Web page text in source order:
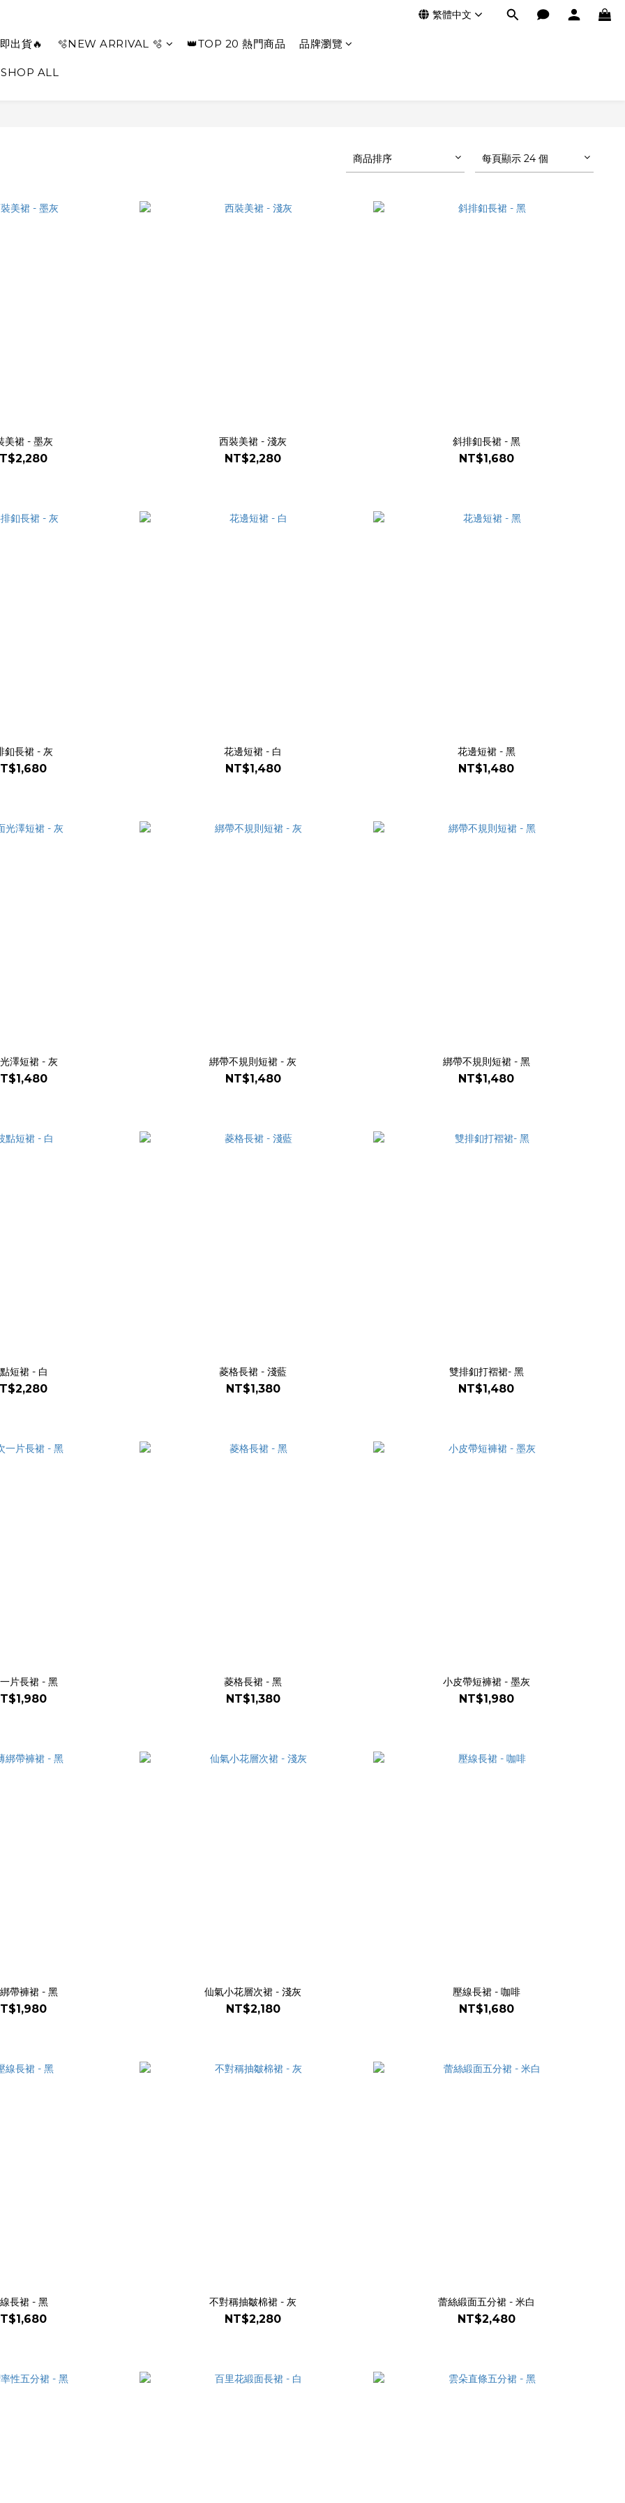
繁體中文
出貨🔥 🫧NEW ARRIVAL 🫧 👑TOP 20 熱門商品 品牌瀏覽
SHOP ALL
商品排序 每頁顯示 24 個
美裙 - 墨灰 西裝美裙 - 淺灰
NT$2,280
斜排釦長裙 - 黑
NT$1,680
釦長裙 - 灰 花邊短裙 - 白
NT$1,480
花邊短裙 - 黑
NT$1,480
澤短裙 - 灰 綁帶不規則短裙 - 灰
NT$1,480
綁帶不規則短裙 - 黑
NT$1,480
短裙 - 白 菱格長裙 - 淺藍
NT$1,380
雙排釦打褶裙- 黑
NT$1,480
片長裙 - 黑 菱格長裙 - 黑
NT$1,380
小皮帶短褲裙 - 墨灰
NT$1,980
帶褲裙 - 黑 仙氣小花層次裙 - 淺灰
NT$2,180
壓線長裙 - 咖啡
NT$1,680
長裙 - 黑 不對稱抽皺棉裙 - 灰
NT$2,280
蕾絲緞面五分裙 - 米白
NT$2,480